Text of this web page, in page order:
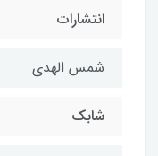
انتشارات
شمس الهدی
شابك